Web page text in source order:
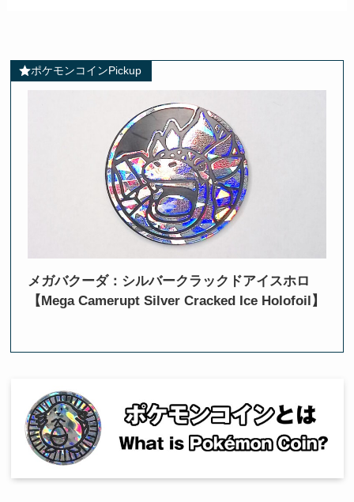
ポケモンコインPickup
メガバクーダ：シルバークラックドアイスホロ
【Mega Camerupt Silver Cracked Ice Holofoil】